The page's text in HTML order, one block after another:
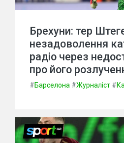
Брехуни: тер
незадоволення
радіо через
про його
#Барселона #Журналіст #